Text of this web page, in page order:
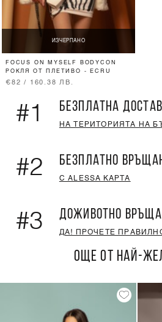
ИЗЧЕРПАНО
FOCUS ON MYSELF BODYCON
РОКЛЯ ОТ ПЛЕТИВО - ECRU
€82 / 160.38 ЛВ.
#1 БЕЗПЛАТНА
НА ТЕРИТОРИЯТА НА
#2 БЕЗПЛАТНО
С ALESSA КАРТА
#3 ДОЖИВОТНО
ДА! ПРОЧЕТЕ
ОЩЕ ОТ НАЙ-